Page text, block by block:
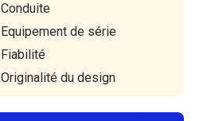
Conduite
Equipement de série
Fiabilité
Originalité du design